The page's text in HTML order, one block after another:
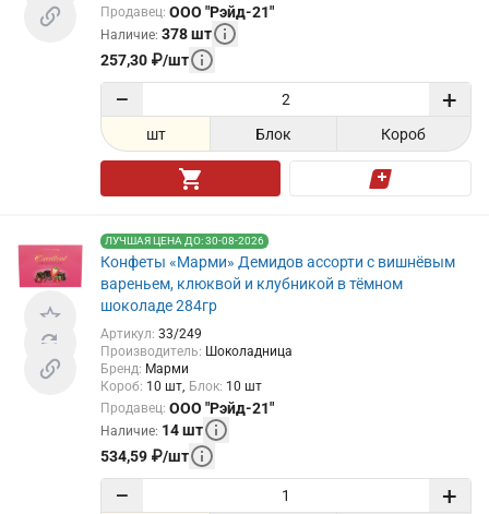
Продавец: ООО "Рэйд-21"
Наличие: 378шт
257,30 ₽/шт
− +
шт Блок Короб
ЛУЧШАЯ ЦЕНА ДО: 30-08-2026
Конфеты «Марми» Демидов ассорти с вишнёвым
вареньем, клюквой и клубникой в тёмном
шоколаде 284гр
Артикул: 33/249
Производитель: Шоколадница
Бренд: Марми
Короб: 10 шт Блок: 10 шт
Продавец: ООО "Рэйд-21"
Наличие: 14шт
534,59 ₽/шт
− +